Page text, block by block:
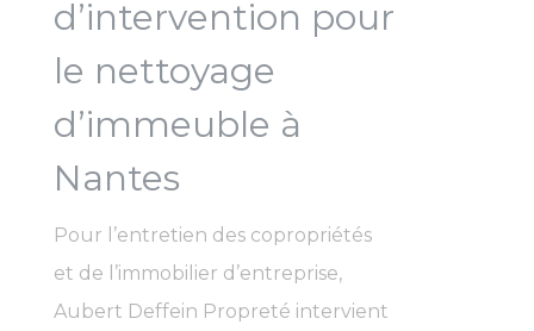
d’intervention pour
le nettoyage
d’immeuble à
Nantes
Pour l’entretien des copropriétés
et de l’immobilier d’entreprise,
Aubert Deffein Propreté intervient